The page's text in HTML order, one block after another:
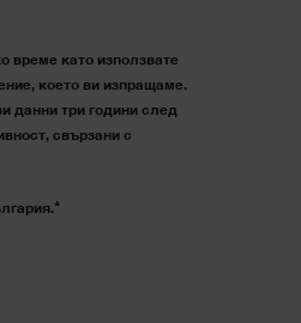
време като използвате
което ви изпращаме.
данни три години след
свързани с
*